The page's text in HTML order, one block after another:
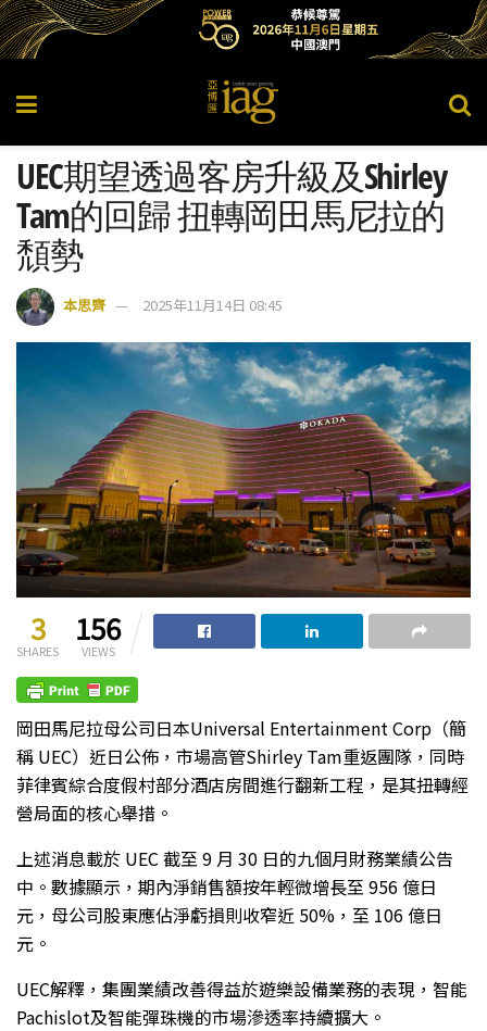
UEC期望透過客房升級及Shirley
Tam的回歸 扭轉岡田馬尼拉的
頹勢
本思齊 2025年11月14日 08:45
3
SHARES
156
VIEWS
岡田馬尼拉母公司日本Universal Entertainment Corp（簡
稱 UEC）近日公佈，市場高管Shirley Tam重返團隊，同時
菲律賓綜合度假村部分酒店房間進行翻新工程，是其扭轉經
營局面的核心舉措。
上述消息載於 UEC 截至 9 月 30 日的九個月財務業績公告
中。數據顯示，期內淨銷售額按年輕微增長至 956 億日
元，母公司股東應佔淨虧損則收窄近 50%，至 106 億日
元。
UEC解釋，集團業績改善得益於遊樂設備業務的表現，智能
Pachislot及智能彈珠機的市場滲透率持續擴大。